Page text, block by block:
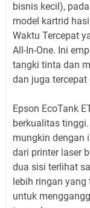
bisnis kecil),
model kartrid
Waktu Tercepat
All-In-One. Ini
tangki tinta dan
dan juga
Epson EcoTank
berkualitas
mungkin dengan
dari printer laser
dua sisi terlihat
lebih ringan
untuk